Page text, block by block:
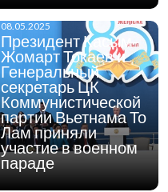
08.05.2025
Президент Касым-
Жомарт Токаев и
Генеральный
секретарь ЦК
Коммунистической
партии Вьетнама То
Лам приняли
участие в военном
параде